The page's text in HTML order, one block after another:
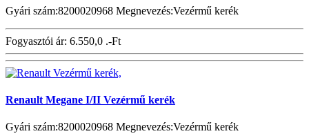
Gyári szám:8200020968 Megnevezés:Vezérmű kerék
Fogyasztói ár: 6.550,0 .-Ft
Renault Megane I/II Vezérmű kerék
Gyári szám:8200020968 Megnevezés:Vezérmű kerék